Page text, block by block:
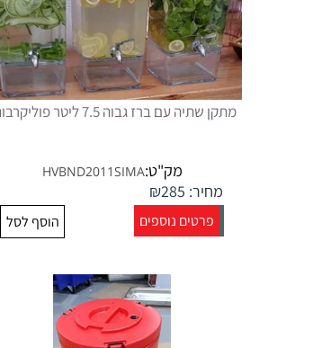
מתקן שתיה עם ברז גבוה 7.5 ליטר פוליקרבונט
מק"ט:HVBND2011SIMA
מחיר: ₪285
פרטים נוספים הוסף לסל